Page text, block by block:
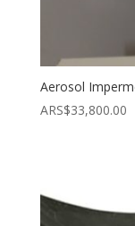
Aerosol
ARS$33,800.00